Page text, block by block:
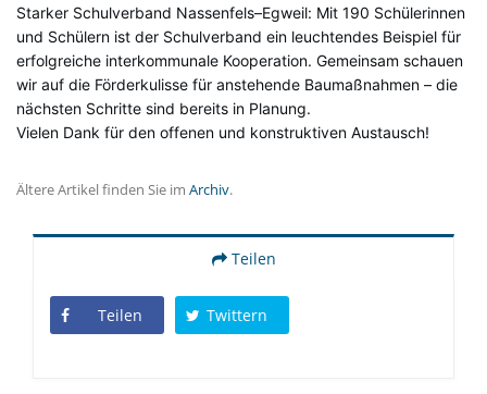
Starker Schulverband Nassenfels–Egweil: Mit 190 Schülerinnen
und Schülern ist der Schulverband ein leuchtendes Beispiel für
erfolgreiche interkommunale Kooperation. Gemeinsam schauen
wir auf die Förderkulisse für anstehende Baumaßnahmen – die
nächsten Schritte sind bereits in Planung.
Vielen Dank für den offenen und konstruktiven Austausch!
Ältere Artikel finden Sie im Archiv.
Teilen
Teilen Twittern